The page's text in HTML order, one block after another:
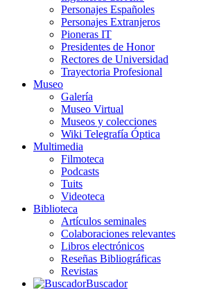
Personajes Españoles
Personajes Extranjeros
Pioneras IT
Presidentes de Honor
Rectores de Universidad
Trayectoria Profesional
Museo
Galería
Museo Virtual
Museos y colecciones
Wiki Telegrafía Óptica
Multimedia
Filmoteca
Podcasts
Tuits
Videoteca
Biblioteca
Artículos seminales
Colaboraciones relevantes
Libros electrónicos
Reseñas Bibliográficas
Revistas
Buscador